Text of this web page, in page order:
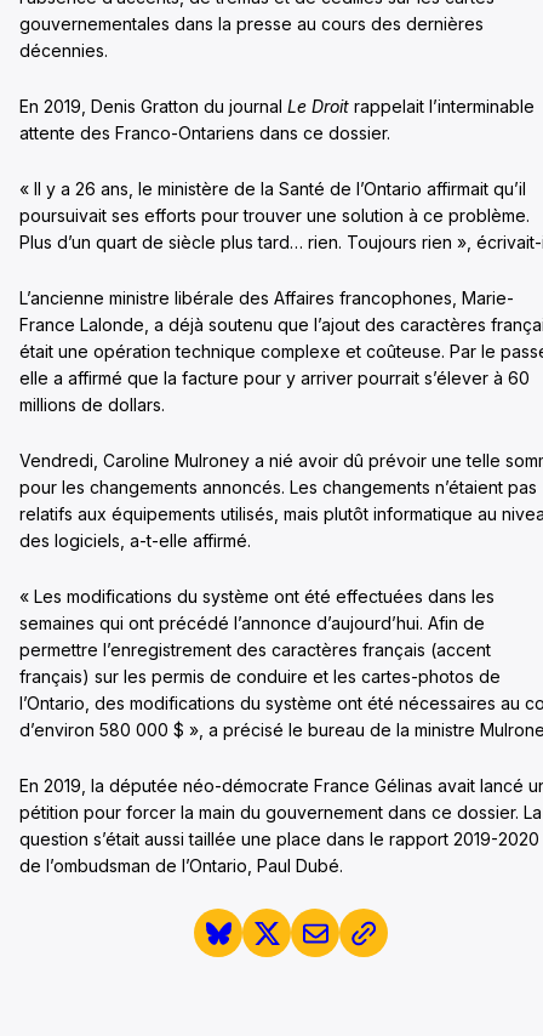
gouvernementales dans la presse au cours des dernières
décennies.
En 2019, Denis Gratton du journal Le Droit rappelait l’interminable
attente des Franco-Ontariens dans ce dossier.
« Il y a 26 ans, le ministère de la Santé de l’Ontario affirmait qu’il
poursuivait ses efforts pour trouver une solution à ce problème.
Plus d’un quart de siècle plus tard… rien. Toujours rien »,
L’ancienne ministre libérale des Affaires francophones, Marie-
France Lalonde, a déjà soutenu que l’ajout des caractères
était une opération technique complexe et coûteuse. Par le
elle a affirmé que la facture pour y arriver pourrait s’élever à 60
millions de dollars.
Vendredi, Caroline Mulroney a nié avoir dû prévoir une telle
pour les changements annoncés. Les changements n’étaient pas
relatifs aux équipements utilisés, mais plutôt informatique au
des logiciels, a-t-elle affirmé.
« Les modifications du système ont été effectuées dans les
semaines qui ont précédé l’annonce d’aujourd’hui. Afin de
permettre l’enregistrement des caractères français (accent
français) sur les permis de conduire et les cartes-photos de
l’Ontario, des modifications du système ont été nécessaires au
d’environ 580 000 $ », a précisé le bureau de la ministre
En 2019, la députée néo-démocrate France Gélinas avait lancé
pétition pour forcer la main du gouvernement dans ce dossier. La
question s’était aussi taillée une place dans le rapport 2019-2020
de l’ombudsman de l’Ontario, Paul Dubé.